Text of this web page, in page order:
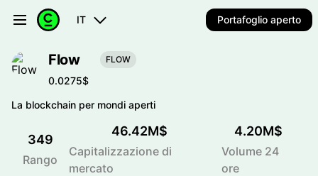
IT Portafoglio aperto
Flow FLOW
0.0275$
La blockchain per mondi aperti
349
Rango
46.42M$
Capitalizzazione di
mercato
4.20M$
Volume 24
ore